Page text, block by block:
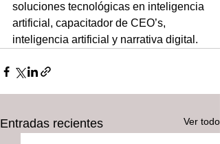
soluciones tecnológicas en inteligencia
artificial, capacitador de CEO’s,
inteligencia artificial y narrativa digital.
Entradas recientes Ver todo